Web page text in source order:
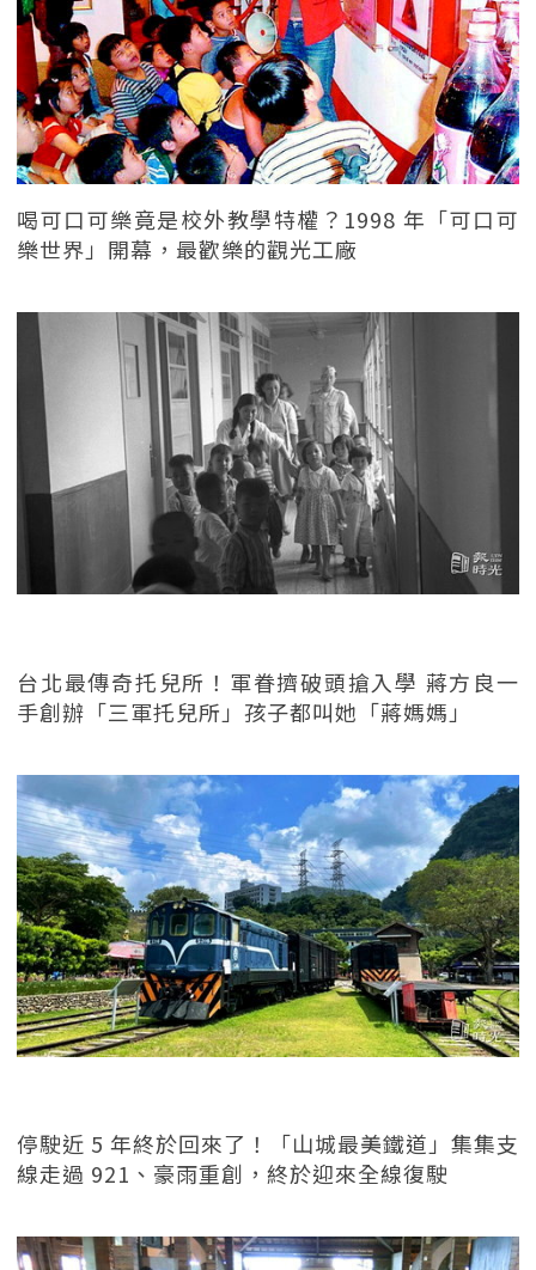
喝可口可樂竟是校外教學特權？1998 年「可口可
樂世界」開幕，最歡樂的觀光工廠
台北最傳奇托兒所！軍眷擠破頭搶入學 蔣方良一
手創辦「三軍托兒所」孩子都叫她「蔣媽媽」
停駛近 5 年終於回來了！「山城最美鐵道」集集支
線走過 921、豪雨重創，終於迎來全線復駛